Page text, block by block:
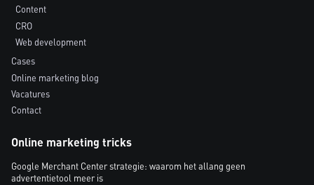
Content
CRO
Web development
Cases
Online marketing blog
Vacatures
Contact
Online marketing tricks
Google Merchant Center strategie: waarom het allang geen
advertentietool meer is